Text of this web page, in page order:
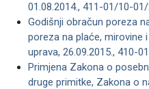
01.08.2014., 411-01/10-
Godišnji obračun poreza
poreza na plaće, mirovine
uprava, 26.09.2015., 410-
Primjena Zakona o
druge primitke, Zakona o